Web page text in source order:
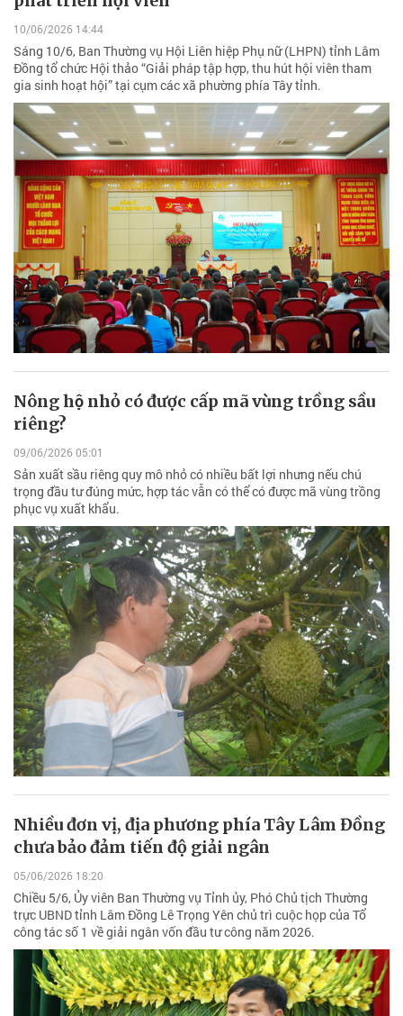
10/06/2026 14:44
Sáng 10/6, Ban Thường vụ Hội Liên hiệp Phụ nữ (LHPN) tỉnh Lâm
Đồng tổ chức Hội thảo “Giải pháp tập hợp, thu hút hội viên tham
gia sinh hoạt hội” tại cụm các xã phường phía Tây tỉnh.
Nông hộ nhỏ có được cấp mã vùng trồng sầu
riêng?
09/06/2026 05:01
Sản xuất sầu riêng quy mô nhỏ có nhiều bất lợi nhưng nếu chú
trọng đầu tư đúng mức, hợp tác vẫn có thể có được mã vùng trồng
phục vụ xuất khẩu.
Nhiều đơn vị, địa phương phía Tây Lâm Đồng
chưa bảo đảm tiến độ giải ngân
05/06/2026 18:20
Chiều 5/6, Ủy viên Ban Thường vụ Tỉnh ủy, Phó Chủ tịch Thường
trực UBND tỉnh Lâm Đồng Lê Trọng Yên chủ trì cuộc họp của Tổ
công tác số 1 về giải ngân vốn đầu tư công năm 2026.